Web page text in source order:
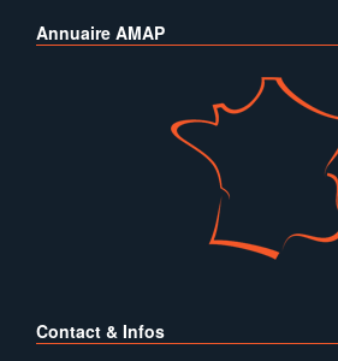
Annuaire AMAP
Contact & Infos